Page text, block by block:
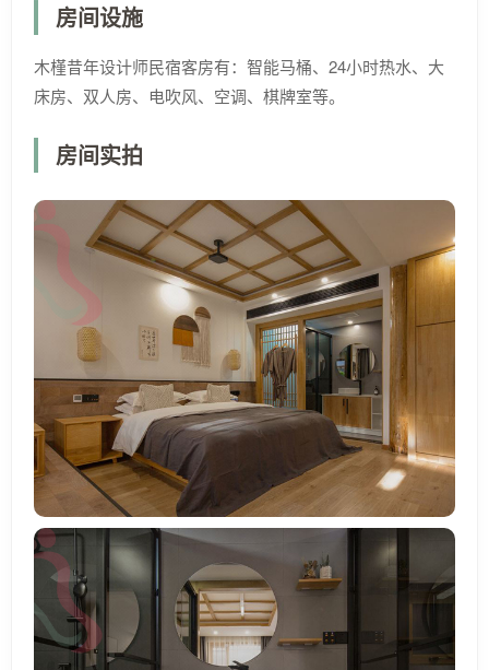
房间设施
木槿昔年设计师民宿客房有：智能马桶、24小时热水、大
床房、双人房、电吹风、空调、棋牌室等。
房间实拍